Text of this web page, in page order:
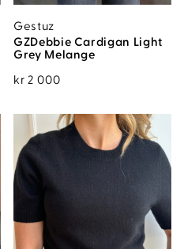
Gestuz
GZDebbie Cardigan Light
Grey Melange
kr 2 000